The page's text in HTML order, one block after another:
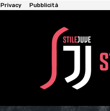
Privacy Pubblicità